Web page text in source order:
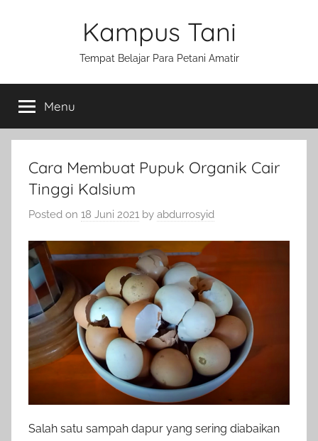
Kampus Tani
Tempat Belajar Para Petani Amatir
Menu
Cara Membuat Pupuk Organik Cair
Tinggi Kalsium
Posted on 18 Juni 2021 by abdurrosyid
Salah satu sampah dapur yang sering diabaikan